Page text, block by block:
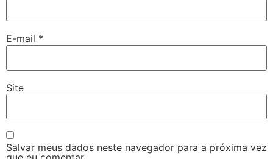
E-mail *
Site
Salvar meus dados neste navegador para a próxima vez